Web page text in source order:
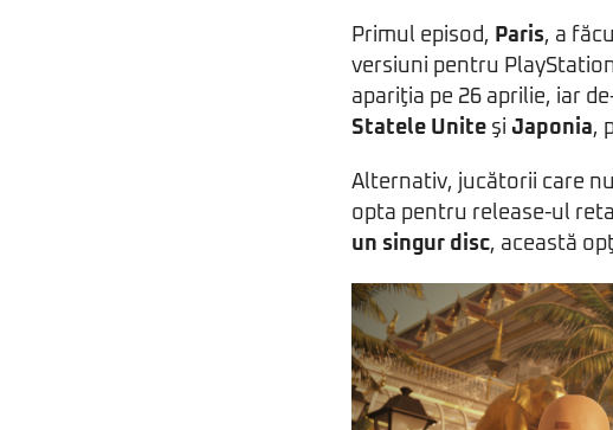
Primul episod, Paris, a
versiuni pentru
apariţia pe 26 aprilie, iar
Statele Unite şi Japonia,
Alternativ, jucătorii care
opta pentru release-ul
un singur disc, această